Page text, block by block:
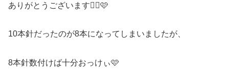
ありがとうございます🙇‍♀️🩷
10本針だったのが8本になってしまいましたが、
8本針数付けば十分おっけぃ🩷